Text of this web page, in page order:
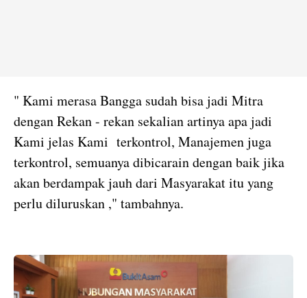
" Kami merasa Bangga sudah bisa jadi Mitra
dengan Rekan - rekan sekalian artinya apa jadi
Kami jelas Kami terkontrol, Manajemen juga
terkontrol, semuanya dibicarain dengan baik jika
akan berdampak jauh dari Masyarakat itu yang
perlu diluruskan ," tambahnya.